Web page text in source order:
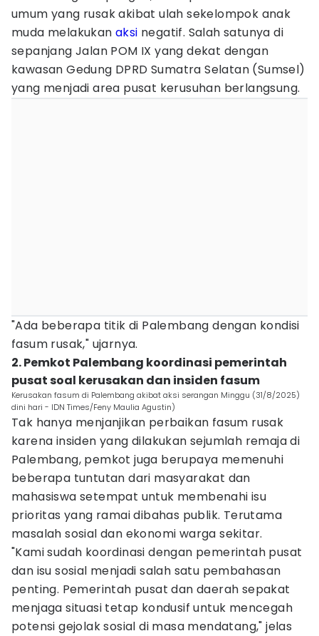
umum yang rusak akibat ulah sekelompok anak
muda melakukan aksi negatif. Salah satunya di
sepanjang Jalan POM IX yang dekat dengan
kawasan Gedung DPRD Sumatra Selatan (Sumsel)
yang menjadi area pusat kerusuhan berlangsung.
"Ada beberapa titik di Palembang dengan kondisi
fasum rusak," ujarnya.
2. Pemkot Palembang koordinasi pemerintah
pusat soal kerusakan dan insiden fasum
Kerusakan fasum di Palembang akibat aksi serangan Minggu (31/8/2025)
dini hari - IDN Times/Feny Maulia Agustin)
Tak hanya menjanjikan perbaikan fasum rusak
karena insiden yang dilakukan sejumlah remaja di
Palembang, pemkot juga berupaya memenuhi
beberapa tuntutan dari masyarakat dan
mahasiswa setempat untuk membenahi isu
prioritas yang ramai dibahas publik. Terutama
masalah sosial dan ekonomi warga sekitar.
"Kami sudah koordinasi dengan pemerintah pusat
dan isu sosial menjadi salah satu pembahasan
penting. Pemerintah pusat dan daerah sepakat
menjaga situasi tetap kondusif untuk mencegah
potensi gejolak sosial di masa mendatang," jelas